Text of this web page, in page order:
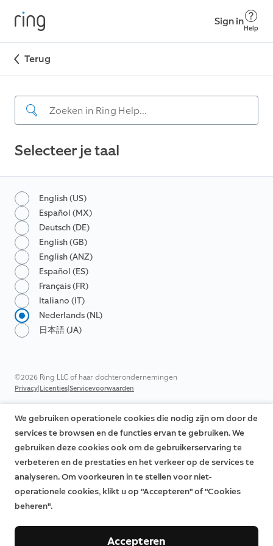
Sign in
Help
Terug
Selecteer je taal
English (US)
Español (MX)
Deutsch (DE)
English (GB)
English (ANZ)
Español (ES)
Français (FR)
Italiano (IT)
Nederlands (NL)
日本語 (JA)
©2026 Ring LLC of haar dochterondernemingen
Privacy|Licenties|Servicevoorwaarden
We gebruiken operationele cookies die nodig zijn om door de
services te browsen en de functies ervan te gebruiken. We
gebruiken deze cookies ook om de gebruikerservaring te
verbeteren en de prestaties en het verkeer op de services te
analyseren. Om voorkeuren in te stellen voor niet-
operationele cookies, klikt u op "Accepteren" of "Cookies
beheren".
Accepteren